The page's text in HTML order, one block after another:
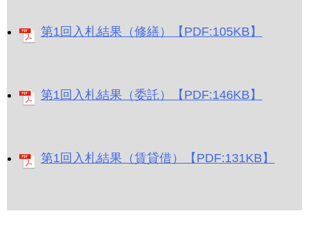
第1回入札結果（修繕）【PDF:105KB】
第1回入札結果（委託）【PDF:146KB】
第1回入札結果（賃貸借）【PDF:131KB】